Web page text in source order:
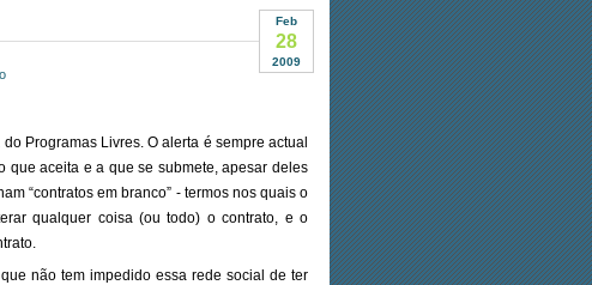
Feb
28
2009
Programas Livres. O alerta é sempre actual
que aceita e a que se submete, apesar deles
“contratos em branco” - termos nos quais o
qualquer coisa (ou todo) o contrato, e o
não tem impedido essa rede social de ter